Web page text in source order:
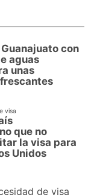
con
aguas
unas
visa
que no
la visa para
Unidos
de visa